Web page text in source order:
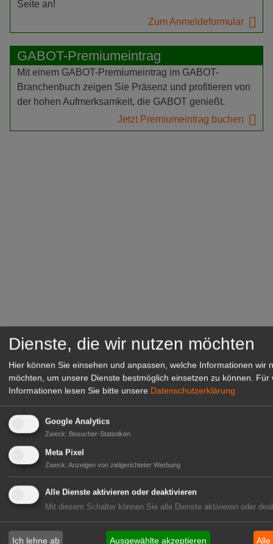
Seite an!
Zum Anmeldeformular
GABOT-Premiumeintrag
Mit einem GABOT-Premiumeintrag im GABOT-
Branchenbuch zeigen Sie Präsenz und profitieren von
der hohen Aufmerksamkeit, die GABOT genießt.
Jetzt Premiumeintrag buchen
Dienste, die wir nutzen möchten
Hier können Sie einsehen und anpassen, welche Informationen wir
möchten, um unsere Dienste bestmöglich einsetzen zu können.
Für
Informationen lesen Sie bitte unsere Datenschutzerklärung
Google Analytics
Zweck: Besucher-Statistiken
Meta Pixel
Zweck: Anzeigen von zielgerichteter Werbung
Alle Dienste aktivieren oder deaktivieren
Mit diesem Schalter können Sie alle Dienste aktivieren oder
Ich lehne ab Ausgewählte akzeptieren Alle